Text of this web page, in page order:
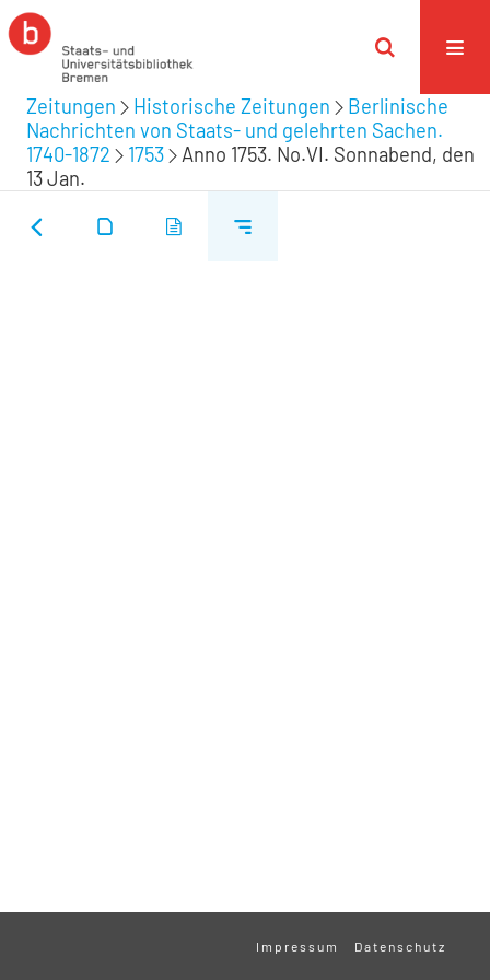
Zeitungen Historische Zeitungen
Berlinische
Nachrichten von Staats- und gelehrten Sachen.
1740-1872
1753
Anno 1753. No.VI. Sonnabend, den
13 Jan.
Impressum Datenschutz